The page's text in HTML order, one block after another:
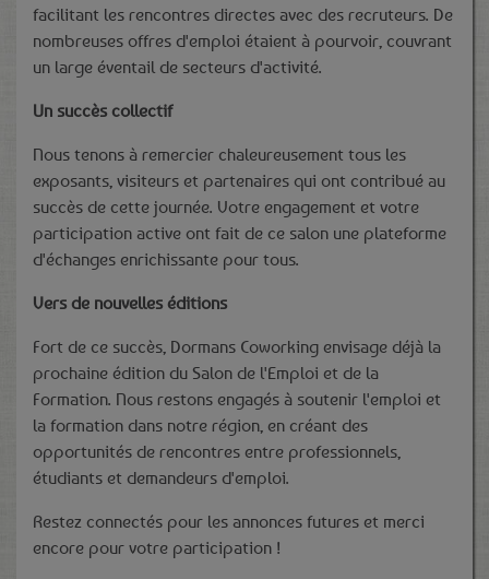
facilitant les rencontres directes avec des recruteurs. De
nombreuses offres d'emploi étaient à pourvoir, couvrant
un large éventail de secteurs d'activité.
Un succès collectif
Nous tenons à remercier chaleureusement tous les
exposants, visiteurs et partenaires qui ont contribué au
succès de cette journée. Votre engagement et votre
participation active ont fait de ce salon une plateforme
d'échanges enrichissante pour tous.
Vers de nouvelles éditions
Fort de ce succès, Dormans Coworking envisage déjà la
prochaine édition du Salon de l'Emploi et de la
Formation. Nous restons engagés à soutenir l'emploi et
la formation dans notre région, en créant des
opportunités de rencontres entre professionnels,
étudiants et demandeurs d'emploi.
Restez connectés pour les annonces futures et merci
encore pour votre participation !